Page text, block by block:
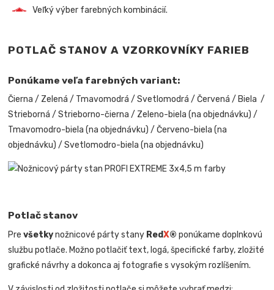
Veľký výber farebných kombinácií.
POTLAČ STANOV A VZORKOVNÍKY FARIEB
Ponúkame veľa farebných variant:
Čierna / Zelená / Tmavomodrá / Svetlomodrá / Červená / Biela /
Strieborná / Strieborno-čierna / Zeleno-biela (na objednávku) /
Tmavomodro-biela (na objednávku) / Červeno-biela (na
objednávku) / Svetlomodro-biela (na objednávku)
Potlač stanov
Prevšetkynožnicové párty stany RedX® ponúkame doplnkovú
službu potlače. Možno potlačiť text, logá, špecifické farby, zložité
grafické návrhy a dokonca aj fotografie s vysokým rozlíšením.